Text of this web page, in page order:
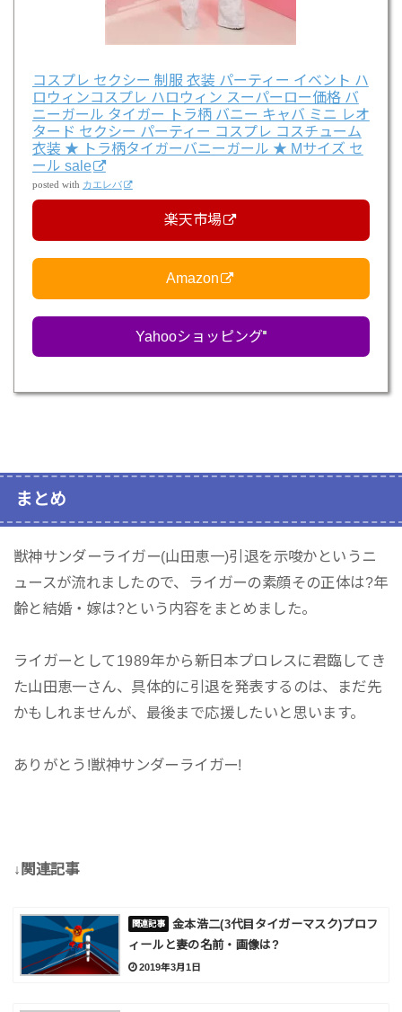
コスプレ セクシー 制服 衣装 パーティー イベント ハ
ロウィンコスプレ ハロウィン スーパーロー価格 バ
ニーガール タイガー トラ柄 バニー キャバ ミニ レオ
タード セクシー パーティー コスプレ コスチューム
衣装 ★ トラ柄タイガーバニーガール ★ Mサイズ セ
ール sale
posted with カエレバ
楽天市場
Amazon
Yahooショッピング
まとめ
獣神サンダーライガー(山田恵一)引退を示唆かというニ
ュースが流れましたので、ライガーの素顔その正体は?年
齢と結婚・嫁は?という内容をまとめました。
ライガーとして1989年から新日本プロレスに君臨してき
た山田恵一さん、具体的に引退を発表するのは、まだ先
かもしれませんが、最後まで応援したいと思います。
ありがとう!獣神サンダーライガー!
↓関連記事
金本浩二(3代目タイガーマスク)プロフ
ィールと妻の名前・画像は?
2019年3月1日